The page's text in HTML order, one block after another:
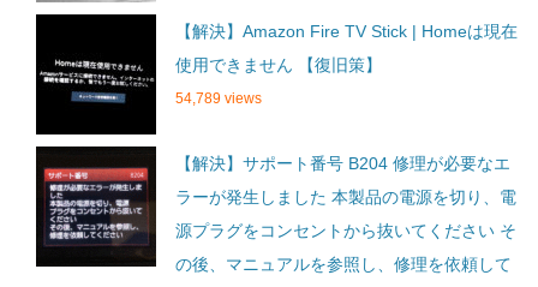
【解決】Amazon Fire TV Stick | Homeは現在
使用できません 【復旧策】
54,789 views
【解決】サポート番号 B204 修理が必要なエ
ラーが発生しました 本製品の電源を切り、電
源プラグをコンセントから抜いてください そ
の後、マニュアルを参照し、修理を依頼して